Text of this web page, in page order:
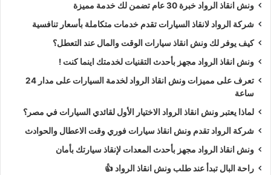
ونش انقاذ الرواد خبرة 30 عام تضمن لك خدمة مميزة
شركة الرواد لانقاذ السيارات تقدم خدمات متكاملة بأسعار تنافسية
كيف يوفر لك ونش انقاذ سيارات الوقت والمال عند التعطل؟
ونش انقاذ الرواد مجهز بأحدث التقنيات لخدمتك اينما كنت !
تعرف على مميزات ونش انقاذ الرواد لخدمة السيارات على مدار 24
ساعة
لماذا يعتبر ونش انقاذ الرواد الاختيار الأول لقائدي السيارات في مصر؟
شركة الرواد تقدم ونش انقاذ سيارات فوري وقت الاعطال والحوادث
ونش انقاذ الرواد مجهز بأحدث المعدات لإنقاذ سيارتك بأمان
راحة البال تبدأ عند طلب ونش انقاذ الرواد 👍